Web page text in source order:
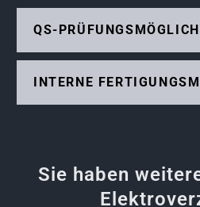
QS-
INTERNE
Sie haben